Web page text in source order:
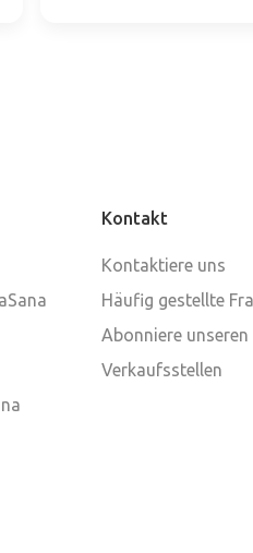
Kontakt
Kontaktiere uns
Häufig gestellte
Abonniere
Verkaufsstellen